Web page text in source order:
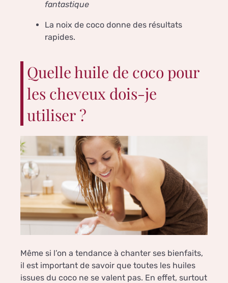
fantastique
La noix de coco donne des résultats
rapides.
Quelle huile de coco pour
les cheveux dois-je
utiliser ?
Même si l’on a tendance à chanter ses bienfaits,
il est important de savoir que toutes les huiles
issues du coco ne se valent pas. En effet, surtout